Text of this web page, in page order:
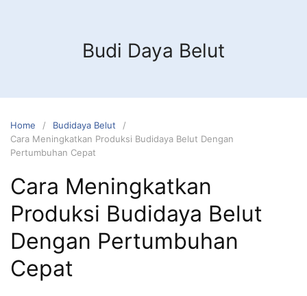
Budi Daya Belut
Home
Budidaya Belut
Cara Meningkatkan Produksi Budidaya Belut Dengan
Pertumbuhan Cepat
Cara Meningkatkan
Produksi Budidaya Belut
Dengan Pertumbuhan
Cepat